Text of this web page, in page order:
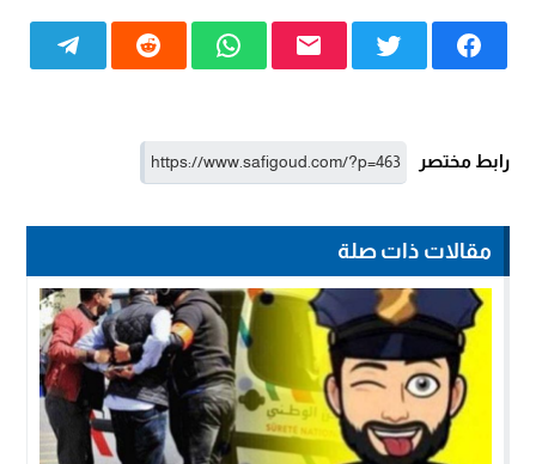
رابط مختصر
مقالات ذات صلة